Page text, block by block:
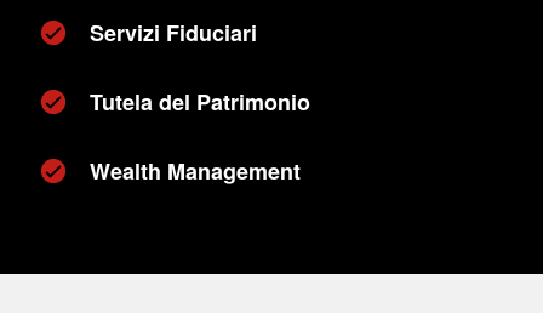
Servizi Fiduciari
Tutela del Patrimonio
Wealth Management